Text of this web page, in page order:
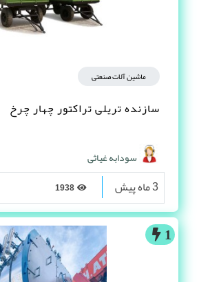
ماشین آلات صنعتی
سازنده تریلی تراکتور چهار چرخ
سودابه غیاثی
3 ماه پیش
1